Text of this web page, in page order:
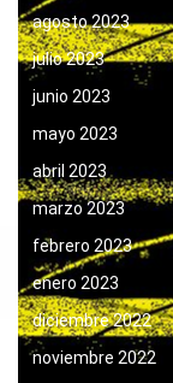
agosto 2023
julio 2023
junio 2023
mayo 2023
abril 2023
marzo 2023
febrero 2023
enero 2023
diciembre 2022
noviembre 2022